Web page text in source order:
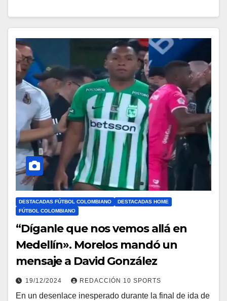
DESTACADAS FÚTBOL COLOMBIANO
DESTACADAS HOME
FÚTBOL COLOMBIANO
“Díganle que nos vemos allá en
Medellín». Morelos mandó un
mensaje a David González
19/12/2024 REDACCIÓN 10 SPORTS
En un desenlace inesperado durante la final de ida de